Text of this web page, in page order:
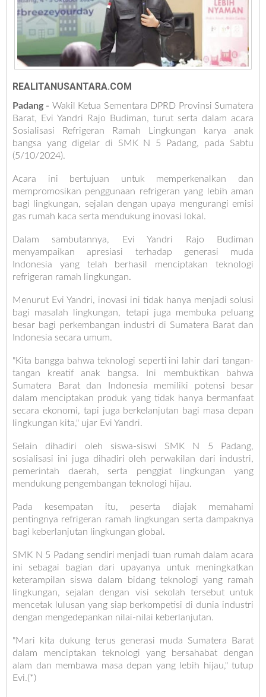
REALITANUSANTARA.COM
Padang - Wakil Ketua Sementara DPRD Provinsi Sumatera
Barat, Evi Yandri Rajo Budiman, turut serta dalam acara
Sosialisasi Refrigeran Ramah Lingkungan karya anak
bangsa yang digelar di SMK N 5 Padang, pada Sabtu
(5/10/2024).
Acara ini bertujuan untuk memperkenalkan dan
mempromosikan penggunaan refrigeran yang lebih aman
bagi lingkungan, sejalan dengan upaya mengurangi emisi
gas rumah kaca serta mendukung inovasi lokal.
Dalam sambutannya, Evi Yandri Rajo Budiman
menyampaikan apresiasi terhadap generasi muda
Indonesia yang telah berhasil menciptakan teknologi
refrigeran ramah lingkungan.
Menurut Evi Yandri, inovasi ini tidak hanya menjadi solusi
bagi masalah lingkungan, tetapi juga membuka peluang
besar bagi perkembangan industri di Sumatera Barat dan
Indonesia secara umum.
"Kita bangga bahwa teknologi seperti ini lahir dari tangan-
tangan kreatif anak bangsa. Ini membuktikan bahwa
Sumatera Barat dan Indonesia memiliki potensi besar
dalam menciptakan produk yang tidak hanya bermanfaat
secara ekonomi, tapi juga berkelanjutan bagi masa depan
lingkungan kita," ujar Evi Yandri.
Selain dihadiri oleh siswa-siswi SMK N 5 Padang,
sosialisasi ini juga dihadiri oleh perwakilan dari industri,
pemerintah daerah, serta penggiat lingkungan yang
mendukung pengembangan teknologi hijau.
Pada kesempatan itu, peserta diajak memahami
pentingnya refrigeran ramah lingkungan serta dampaknya
bagi keberlanjutan lingkungan global.
SMK N 5 Padang sendiri menjadi tuan rumah dalam acara
ini sebagai bagian dari upayanya untuk meningkatkan
keterampilan siswa dalam bidang teknologi yang ramah
lingkungan, sejalan dengan visi sekolah tersebut untuk
mencetak lulusan yang siap berkompetisi di dunia industri
dengan mengedepankan nilai-nilai keberlanjutan.
"Mari kita dukung terus generasi muda Sumatera Barat
dalam menciptakan teknologi yang bersahabat dengan
alam dan membawa masa depan yang lebih hijau," tutup
Evi.(*)